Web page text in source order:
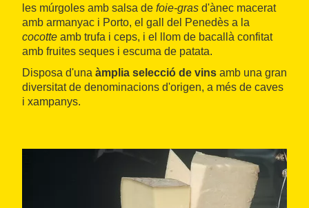
les múrgoles amb salsa de foie-gras d'ànec macerat
amb armanyac i Porto, el gall del Penedès a la
cocotte amb trufa i ceps, i el llom de bacallà confitat
amb fruites seques i escuma de patata.
Disposa d'una àmplia selecció de vins amb una gran
diversitat de denominacions d'origen, a més de caves
i xampanys.